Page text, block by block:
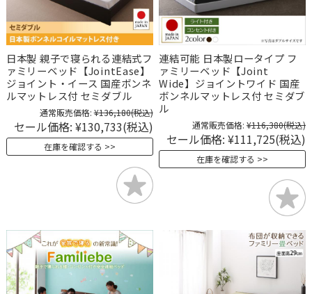
日本製 親子で寝られる連結式フ
ァミリーベッド【JointEase】
ジョイント・イース 国産ボンネ
ルマットレス付 セミダブル
通常販売価格: ¥136,180(税込)
セール価格: ¥130,733(税込)
在庫を確認する
連結可能 日本製ロータイプ フ
ァミリーベッド【Joint
Wide】ジョイントワイド 国産
ボンネルマットレス付 セミダブ
ル
通常販売価格: ¥116,380(税込)
セール価格: ¥111,725(税込)
在庫を確認する